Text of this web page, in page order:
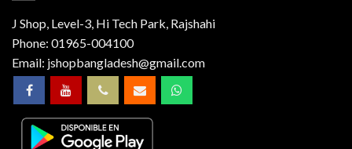
J Shop, Level-3, Hi Tech Park, Rajshahi
Phone: 01965-004100
Email: jshopbangladesh@gmail.com